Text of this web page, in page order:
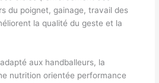
du poignet, gainage, travail des
la qualité du geste et la
aux handballeurs, la
nutrition orientée performance